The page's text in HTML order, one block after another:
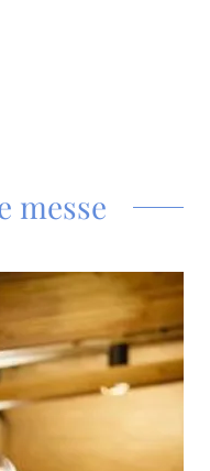
messe